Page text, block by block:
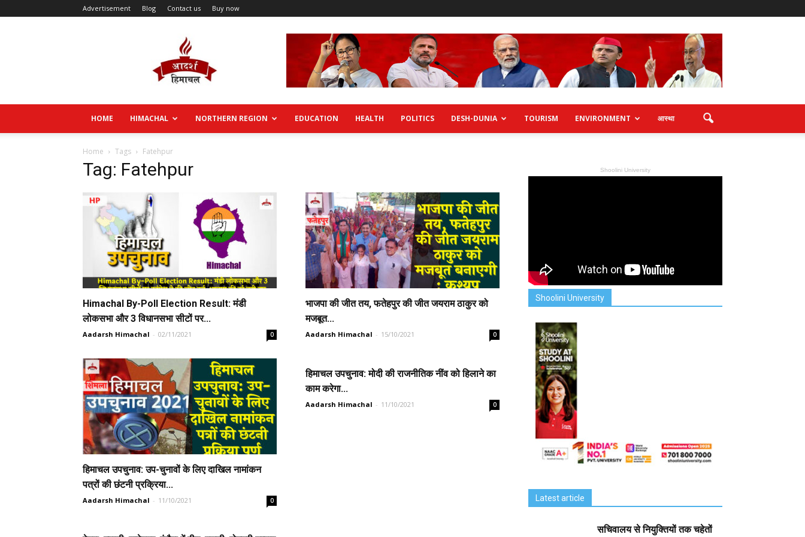
Advertisement Blog Contact us Buy now
HOME HIMACHAL NORTHERN REGION EDUCATION HEALTH POLITICS DESH-DUNIA TOURISM ENVIRONMENT आस्था
Home Tags Fatehpur
Tag: Fatehpur
Himachal By-Poll Election Result: मंडी
लोकसभा और 3 विधानसभा सीटों पर...
Aadarsh Himachal - 02/11/2021 0
भाजपा की जीत तय, फतेहपुर की जीत जयराम ठाकुर को
मजबूत...
Aadarsh Himachal - 15/10/2021 0
हिमाचल उपचुनाव: उप-चुनावों के लिए दाखिल नामांकन
पत्रों की छंटनी प्रक्रिया...
Aadarsh Himachal - 11/10/2021 0
हिमाचल उपचुनाव: मोदी की राजनीतिक नींव को हिलाने का
काम करेगा...
Aadarsh Himachal - 11/10/2021 0
Shoolini University
Shoolini University
Latest article
सचिवालय से नियुक्तियों तक चहेतों